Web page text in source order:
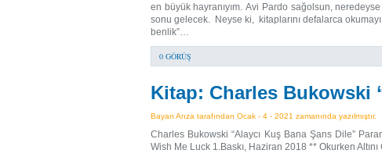
en büyük hayranıyım. Avi Pardo sağolsun,
sonu gelecek. Neyse ki, kitaplarını defalarca
benlik”…
0 GÖRÜŞ
Kitap: Charles Bukowski
Bayan Arıza tarafından Ocak - 4 - 2021 zamanında yazılmıştır.
Charles Bukowski “Alaycı Kuş Bana Şans Dile”
Wish Me Luck 1.Baskı, Haziran 2018 ** Okurken